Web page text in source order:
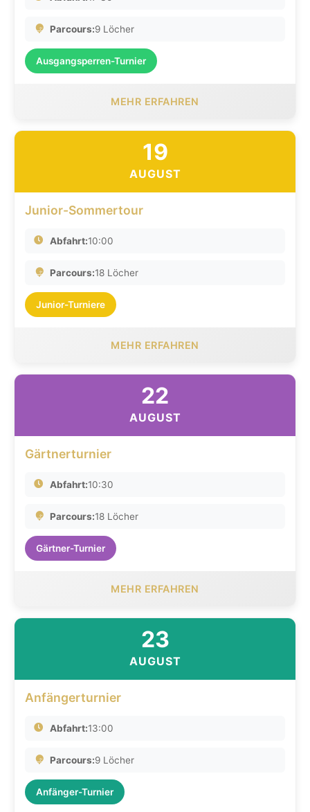
Parcours:9 Löcher
Ausgangsperren-Turnier
MEHR ERFAHREN
19
AUGUST
Junior-Sommertour
Abfahrt:10:00
Parcours:18 Löcher
Junior-Turniere
MEHR ERFAHREN
22
AUGUST
Gärtnerturnier
Abfahrt:10:30
Parcours:18 Löcher
Gärtner-Turnier
MEHR ERFAHREN
23
AUGUST
Anfängerturnier
Abfahrt:13:00
Parcours:9 Löcher
Anfänger-Turnier